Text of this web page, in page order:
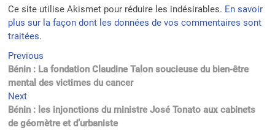
Ce site utilise Akismet pour réduire les indésirables. En savoir
plus sur la façon dont les données de vos commentaires sont
traitées.
Navigation
de
l’article
Previous
post:
Bénin : La fondation Claudine Talon soucieuse du bien-être
mental des victimes du cancer
NextNext
post:
Bénin : les injonctions du ministre José Tonato aux cabinets
de géomètre et d’urbaniste